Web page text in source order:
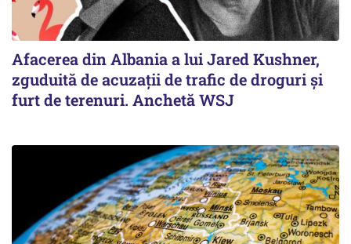
Afacerea din Albania a lui Jared Kushner,
zguduită de acuzații de trafic de droguri și
furt de terenuri. Anchetă WSJ